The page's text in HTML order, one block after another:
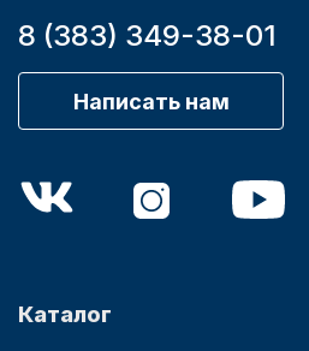
8 (383) 349-38-01
Написать нам
Каталог